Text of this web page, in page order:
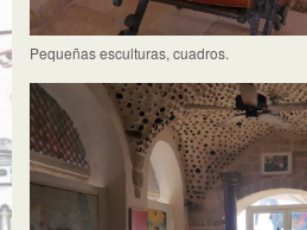
Pequeñas esculturas, cuadros.